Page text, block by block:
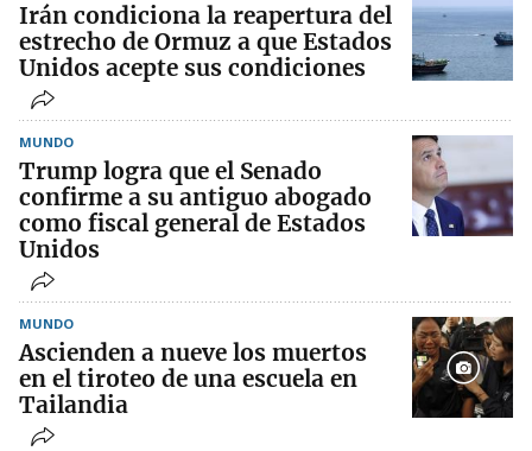
Irán condiciona la reapertura del
estrecho de Ormuz a que Estados
Unidos acepte sus condiciones
MUNDO
Trump logra que el Senado
confirme a su antiguo abogado
como fiscal general de Estados
Unidos
MUNDO
Ascienden a nueve los muertos
en el tiroteo de una escuela en
Tailandia